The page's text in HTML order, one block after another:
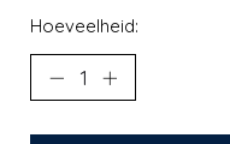
Hoeveelheid: